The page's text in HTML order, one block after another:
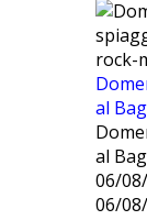
rock-
al
al
06/
06/